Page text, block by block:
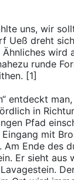
uns, wir
Ueß dreht
wird
runde
[1]
entdeckt
in
Pfad
mit
Ende des
Er sieht